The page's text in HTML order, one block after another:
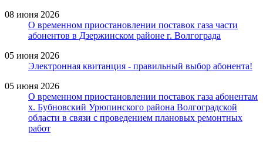
08 июня 2026
О временном приостановлении поставок газа части
абонентов в Дзержинском районе г. Волгограда
05 июня 2026
Электронная квитанция - правильный выбор абонента!
05 июня 2026
О временном приостановлении поставок газа абонентам
х. Бубновский Урюпинского района Волгоградской
области в связи с проведением плановых ремонтных
работ